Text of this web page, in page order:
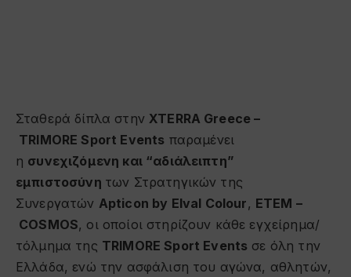
Σταθερά δίπλα στηνXTERRA Greece –
TRIMORE Sport Events παραμένει
η συνεχιζόμενη και “αδιάλειπτη”
εμπιστοσύνη των Στρατηγικών της
Συνεργατών Apticon by Elval Colour, ΕΤΕΜ –
COSMOS, οι οποίοι στηρίζουν κάθε εγχείρημα/
τόλμημα της TRIMORE Sport Events σε όλη την
Ελλάδα, ενώ την ασφάλιση του αγώνα, αθλητών,